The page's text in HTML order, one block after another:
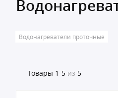
Водонагреватели проточные
Товары 1-5 из 5